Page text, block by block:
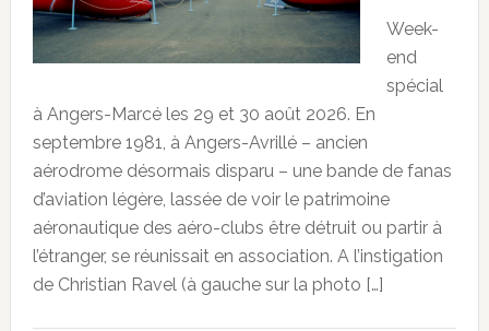
Week-
end
spécial
à Angers-Marcé les 29 et 30 août 2026. En
septembre 1981, à Angers-Avrillé – ancien
aérodrome désormais disparu – une bande de fanas
d’aviation légère, lassée de voir le patrimoine
aéronautique des aéro-clubs être détruit ou partir à
l’étranger, se réunissait en association. A l’instigation
de Christian Ravel (à gauche sur la photo […]